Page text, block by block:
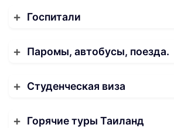
Госпитали
Паромы, автобусы, поезда.
Студенческая виза
Горячие туры Таиланд